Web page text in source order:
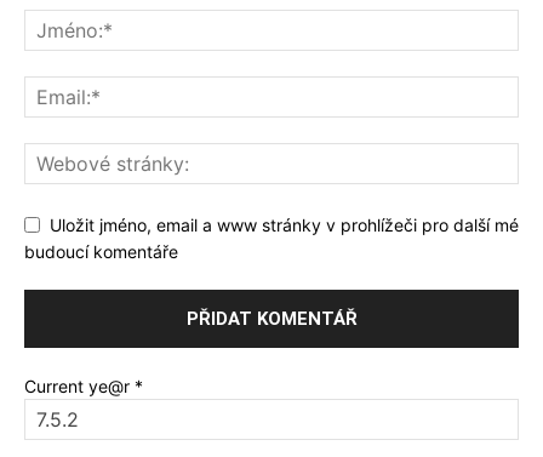
Uložit jméno, email a www stránky v prohlížeči pro další mé
budoucí komentáře
Current ye@r *